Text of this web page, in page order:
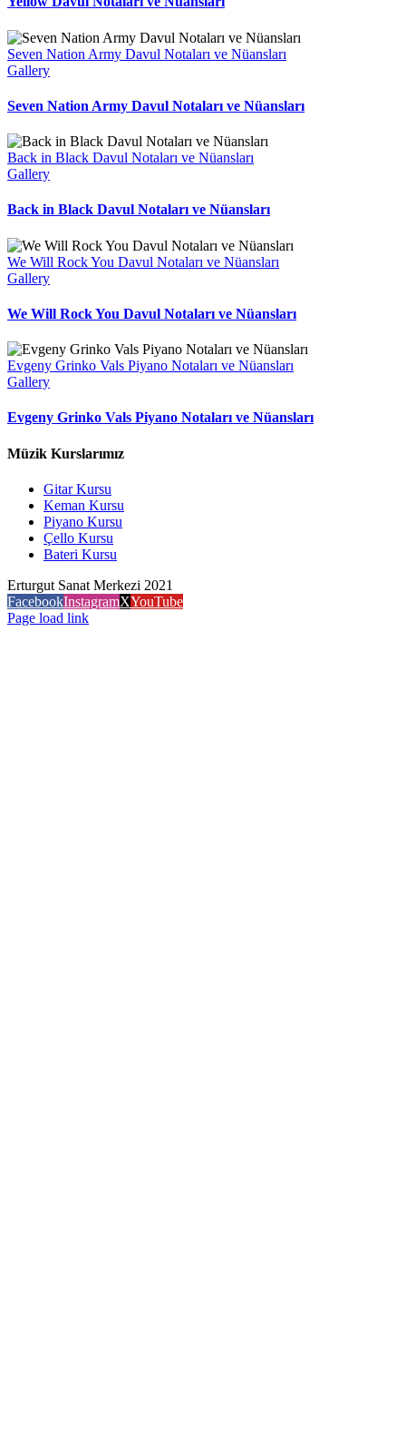
Seven Nation Army Davul Notaları ve Nüansları
Gallery
Seven Nation Army Davul Notaları ve Nüansları
Back in Black Davul Notaları ve Nüansları
Gallery
Back in Black Davul Notaları ve Nüansları
We Will Rock You Davul Notaları ve Nüansları
Gallery
We Will Rock You Davul Notaları ve Nüansları
Evgeny Grinko Vals Piyano Notaları ve Nüansları
Gallery
Evgeny Grinko Vals Piyano Notaları ve Nüansları
Müzik Kurslarımız
Gitar Kursu
Keman Kursu
Piyano Kursu
Çello Kursu
Bateri Kursu
Erturgut Sanat Merkezi 2021
FacebookInstagramXYouTube
Page load link